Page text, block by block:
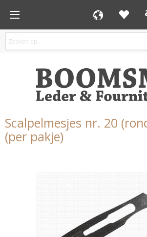
Scalpelmesjes nr. 20
(per pakje)